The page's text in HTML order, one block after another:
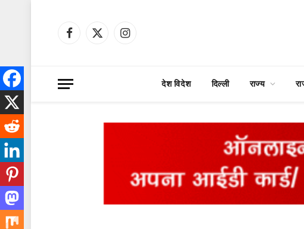
Facebook
X
Instagram
देश विदेश दिल्ली राज्य